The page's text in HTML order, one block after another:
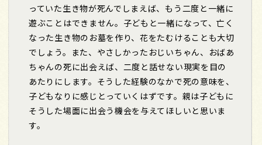
っていた生き物が死んでしまえば、もう二度と一緒に
遊ぶことはできません。子どもと一緒になって、亡く
なった生き物のお墓を作り、花をたむけることも大切
でしょう。また、やさしかったおじいちゃん、おばあ
ちゃんの死に出会えば、二度と話せない現実を目の
あたりにします。そうした経験のなかで死の意味を、
子どもなりに感じとっていくはずです。親は子どもに
そうした場面に出会う機会を与えてほしいと思いま
す。